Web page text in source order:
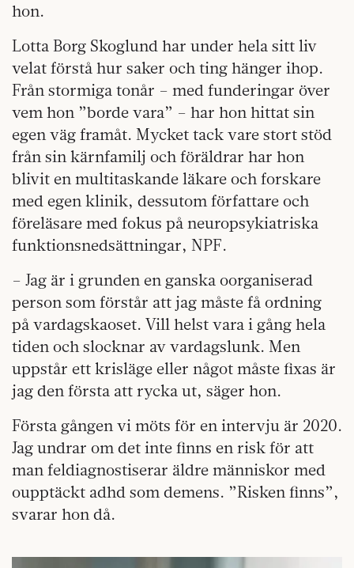
hon.
Lotta Borg Skoglund har under hela sitt liv
velat förstå hur saker och ting hänger ihop.
Från stormiga tonår – med funderingar över
vem hon ”borde vara” – har hon hittat sin
egen väg framåt. Mycket tack vare stort stöd
från sin kärnfamilj och föräldrar har hon
blivit en multitaskande läkare och forskare
med egen klinik, dessutom författare och
föreläsare med fokus på neuropsykiatriska
funktionsnedsättningar, NPF.
– Jag är i grunden en ganska oorganiserad
person som förstår att jag måste få ordning
på vardagskaoset. Vill helst vara i gång hela
tiden och slocknar av vardagslunk. Men
uppstår ett krisläge eller något måste fixas är
jag den första att rycka ut, säger hon.
Första gången vi möts för en intervju är 2020.
Jag undrar om det inte finns en risk för att
man feldiagnostiserar äldre människor med
oupptäckt adhd som demens. ”Risken finns”,
svarar hon då.